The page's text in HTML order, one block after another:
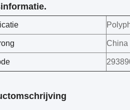
China